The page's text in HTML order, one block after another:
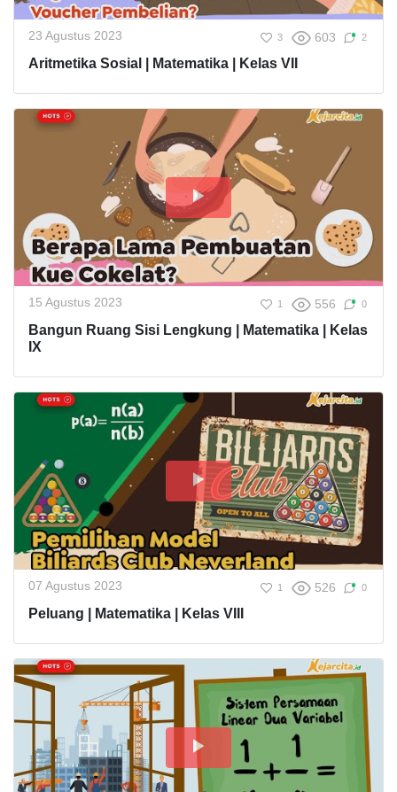
23 Agustus 2023 3 603 2
Aritmetika Sosial | Matematika | Kelas VII
15 Agustus 2023 1 556 0
Bangun Ruang Sisi Lengkung | Matematika | Kelas
IX
07 Agustus 2023 1 526 0
Peluang | Matematika | Kelas VIII